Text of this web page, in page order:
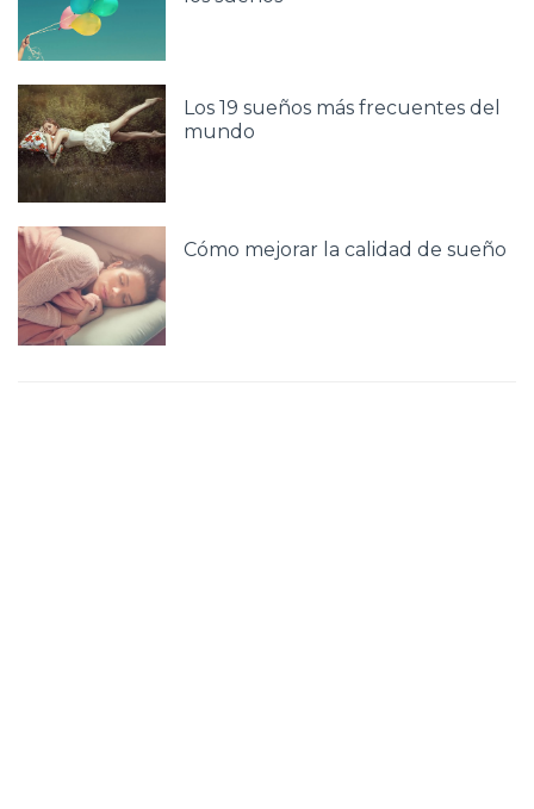
Los 19 sueños más frecuentes del
mundo
Cómo mejorar la calidad de sueño